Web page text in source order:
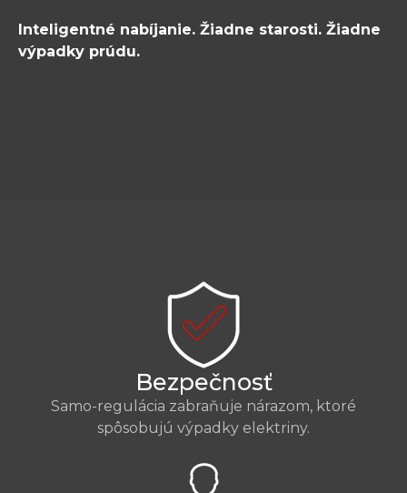
Inteligentné nabíjanie. Žiadne starosti. Žiadne
výpadky prúdu.
Bezpečnosť
Samo-regulácia zabraňuje nárazom, ktoré
spôsobujú výpadky elektriny.